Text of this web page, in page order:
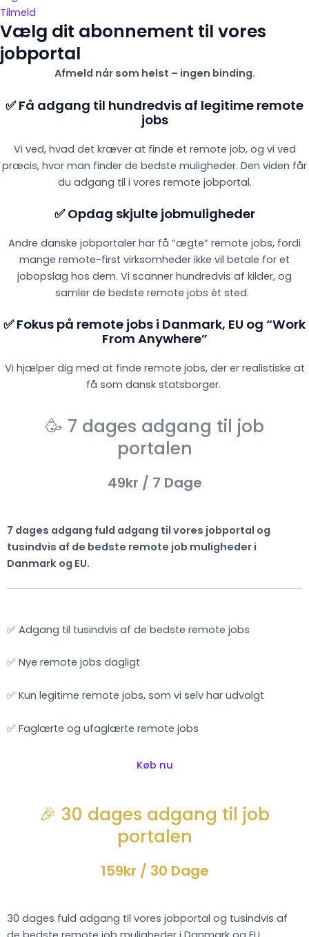
Tilmeld
Vælg dit abonnement til vores
jobportal
Afmeld når som helst – ingen binding.
✅ Få adgang til hundredvis af legitime remote
jobs
Vi ved, hvad det kræver at finde et remote job, og vi ved
præcis, hvor man finder de bedste muligheder. Den viden får
du adgang til i vores remote jobportal.
✅ Opdag skjulte jobmuligheder
Andre danske jobportaler har få “ægte” remote jobs, fordi
mange remote-first virksomheder ikke vil betale for et
jobopslag hos dem. Vi scanner hundredvis af kilder, og
samler de bedste remote jobs ét sted.
✅ Fokus på remote jobs i Danmark, EU og “Work
From Anywhere”
Vi hjælper dig med at finde remote jobs, der er realistiske at
få som dansk statsborger.
🥳 7 dages adgang til job
portalen
49kr / 7 Dage
7 dages adgang fuld adgang til vores jobportal og
tusindvis af de bedste remote job muligheder i
Danmark og EU.
✅ Adgang til tusindvis af de bedste remote jobs
✅ Nye remote jobs dagligt
✅ Kun legitime remote jobs, som vi selv har udvalgt
✅ Faglærte og ufaglærte remote jobs
Køb nu
🎉 30 dages adgang til job
portalen
159kr / 30 Dage
30 dages fuld adgang til vores jobportal og tusindvis af